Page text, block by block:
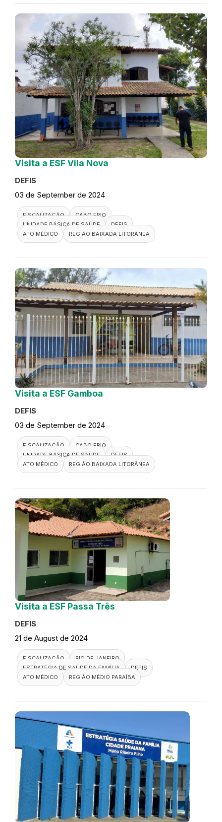
Visita a ESF Vila Nova
DEFIS
03 de September de 2024
FISCALIZAÇÃO
CABO FRIO
UNIDADE BÁSICA DE SAÚDE
DEFIS
ATO MÉDICO
REGIÃO BAIXADA LITORÂNEA
Visita a ESF Gamboa
DEFIS
03 de September de 2024
FISCALIZAÇÃO
CABO FRIO
UNIDADE BÁSICA DE SAÚDE
DEFIS
ATO MÉDICO
REGIÃO BAIXADA LITORÂNEA
Visita a ESF Passa Três
DEFIS
21 de August de 2024
FISCALIZAÇÃO
RIO DE JANEIRO
ESTRATÉGIA DE SAÚDE DA FAMÍLIA
DEFIS
ATO MÉDICO
REGIÃO MÉDIO PARAÍBA